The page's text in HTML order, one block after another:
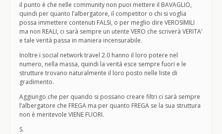
il punto è che nelle community non puoi mettere il BAVAGLIO,
quindi per quanto l’albergatore, il competitor o chi si voglia
possa immettere contenuti FALSI, o per meglio dire VEROSIMILI
ma non REALI, ci sarà sempre un utente VERO che scriverà VERITA’
e tale verità passa in maniera incensurabile.
Inoltre i social network travel 2.0 hanno il loro potere nel
numero, nella massa, quindi la verità esce sempre fuori e le
strutture trovano naturalmente il loro posto nelle liste di
gradimento.
Aggiungo che per quando si possano creare filtri ci sarà sempre
l’albergatore che FREGA ma per quanto FREGA se la sua struttura
non è meritevole VIENE FUORI.
S.